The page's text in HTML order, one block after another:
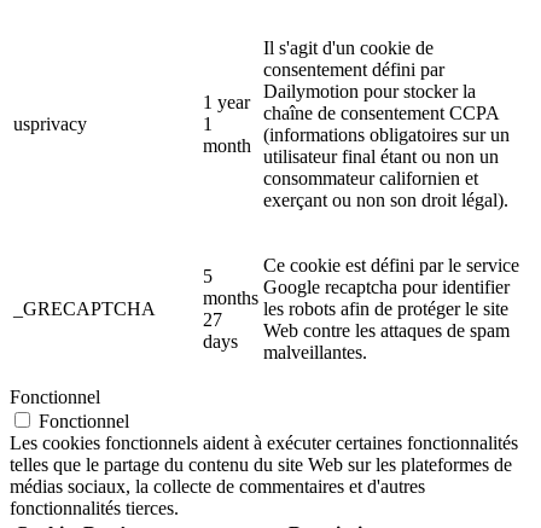
usprivacy
1 year
1
month
Il s'agit d'un cookie de
consentement défini par
Dailymotion pour stocker la
chaîne de consentement CCPA
(informations obligatoires sur un
utilisateur final étant ou non un
consommateur californien et
exerçant ou non son droit légal).
_GRECAPTCHA
5
months
27
days
Ce cookie est défini par le service
Google recaptcha pour identifier
les robots afin de protéger le site
Web contre les attaques de spam
malveillantes.
Fonctionnel
Fonctionnel
Les cookies fonctionnels aident à exécuter certaines fonctionnalités
telles que le partage du contenu du site Web sur les plateformes de
médias sociaux, la collecte de commentaires et d'autres
fonctionnalités tierces.